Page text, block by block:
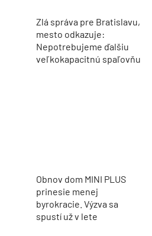
Zlá správa pre Bratislavu,
mesto odkazuje:
Nepotrebujeme ďalšiu
veľkokapacitnú spaľovňu
Obnov dom MINI PLUS
prinesie menej
byrokracie. Výzva sa
spustí už v lete